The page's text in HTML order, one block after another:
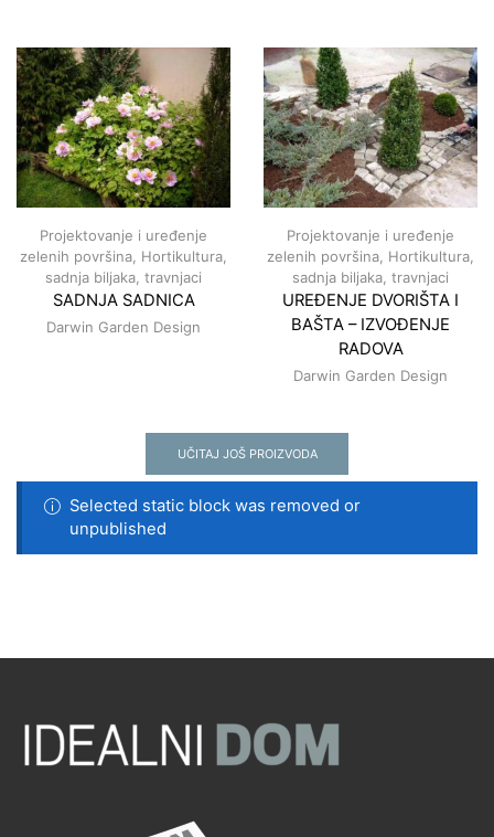
Projektovanje i uređenje
zelenih površina, Hortikultura,
sadnja biljaka, travnjaci
SADNJA SADNICA
Darwin Garden Design
Projektovanje i uređenje
zelenih površina, Hortikultura,
sadnja biljaka, travnjaci
UREĐENJE DVORIŠTA I
BAŠTA – IZVOĐENJE
RADOVA
Darwin Garden Design
UČITAJ JOŠ PROIZVODA
Selected static block was removed or
unpublished